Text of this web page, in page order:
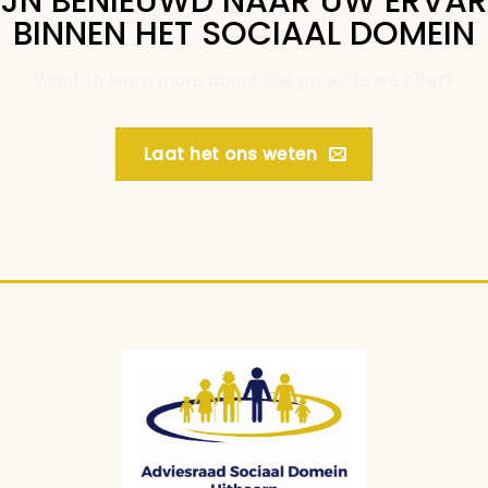
BINNEN HET SOCIAAL DOMEIN
Laat het ons weten